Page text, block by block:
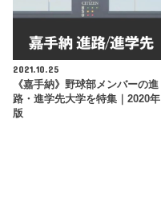
2021.10.25
《嘉手納》野球部メンバーの進
路・進学先大学を特集｜2020年
版